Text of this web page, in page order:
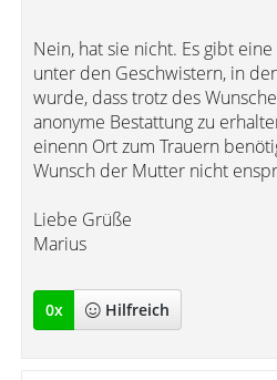
Nein, hat sie nicht. Es gibt
unter den Geschwistern, in
wurde, dass trotz des
anonyme Bestattung zu
einenn Ort zum Trauern
Wunsch der Mutter nicht
Liebe Grüße
Marius
0x Hilfreich